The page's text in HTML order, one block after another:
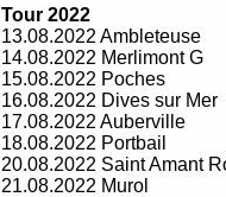
Tour 2022
13.08.2022 Ambleteuse
14.08.2022 Merlimont G
15.08.2022 Poches
16.08.2022 Dives sur Mer
17.08.2022 Auberville
18.08.2022 Portbail
20.08.2022 Saint Amant
21.08.2022 Murol